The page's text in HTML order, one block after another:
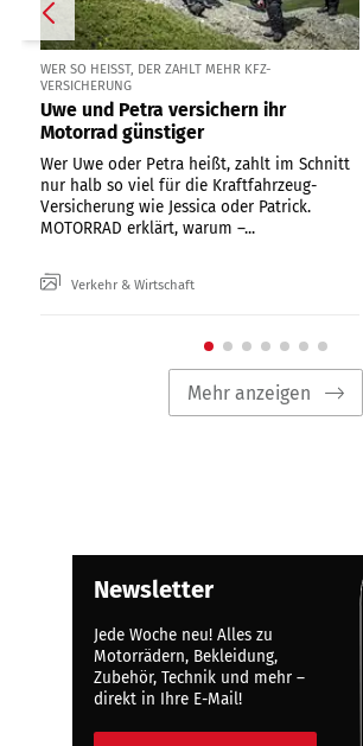
WER SO HEISST, DER ZAHLT MEHR KFZ-V
ERSICHERUNG
Uwe und Petra versichern ihr
Motorrad günstiger
Wer Uwe oder Petra heißt, zahlt im Schnitt
nur halb so viel für die Kraftfahrzeug-
Versicherung wie Jessica oder Patrick.
MOTORRAD erklärt, warum –...
Verkehr & Wirtschaft
Mehr anzeigen
Newsletter
Jede Woche neu! Alles zu
Motorrädern, Bekleidung,
Zubehör, Technik und mehr –
direkt in Ihre E-Mail!